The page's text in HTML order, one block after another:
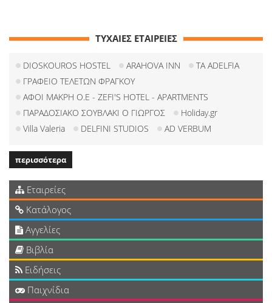
ΤΥΧΑΙΕΣ ΕΤΑΙΡΕΙΕΣ
DIOSKOUROS HOSTEL ARAHOVA INN
TA ADELFIA
ΓΡΑΦΕΙΟ ΤΕΛΕΤΩΝ ΦΡΑΓΚΟΥ
ΑΦΟΙ ΜΑΚΡΗ Ο.Ε - ZEFI'S HOTEL - APARTMENTS
ΠΑΡΑΔΟΣΙΑΚΟ ΣΟΥΒΛΑΚΙ Ο ΓΙΩΡΓΟΣ
Holiday.gr
Villa Valeria
DELFINI STUDIOS AD VERBUM
περισσότερα
Εταιρείες
Κατάλογος
Αγγελίες
Βιβλία
Ειδήσεις
Παιχνίδια